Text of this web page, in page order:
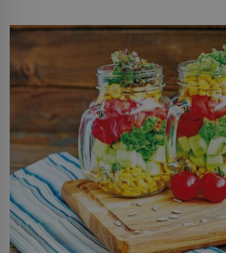
by pokoj miminka měl působit